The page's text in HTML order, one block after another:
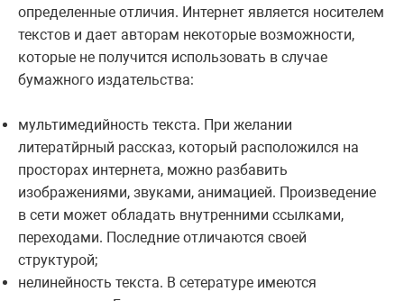
определенные отличия. Интернет является носителем
текстов и дает авторам некоторые возможности,
которые не получится использовать в случае
бумажного издательства:
мультимедийность текста. При желании
литератйрный рассказ, который расположился на
просторах интернета, можно разбавить
изображениями, звуками, анимацией. Произведение
в сети может обладать внутренними ссылками,
переходами. Последние отличаются своей
структурой;
нелинейность текста. В сетературе имеются